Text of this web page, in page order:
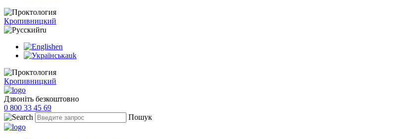
Кропивницкий
ru
en
uk
Кропивницкий
Дзвоніть безкоштовно
0 800 33 45 69
Пошук